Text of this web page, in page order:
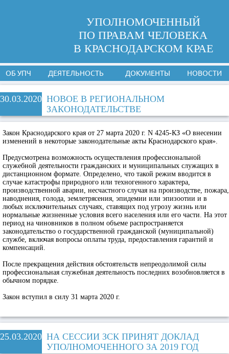
УПОЛНОМОЧЕННЫЙ
ПО ПРАВАМ ЧЕЛОВЕКА
В КРАСНОДАРСКОМ КРАЕ
ОБ УПЧ ДЕЯТЕЛЬНОСТЬ ДОКУМЕНТЫ НОВОСТИ
30.03.2020 НОВОЕ В РЕГИОНАЛЬНОМ
ЗАКОНОДАТЕЛЬСТВЕ
Закон Краснодарского края от 27 марта 2020 г. N 4245-КЗ «О внесении
изменений в некоторые законодательные акты Краснодарского края».
Предусмотрена возможность осуществления профессиональной
служебной деятельности гражданских и муниципальных служащих в
дистанционном формате. Определено, что такой режим вводится в
случае катастрофы природного или техногенного характера,
производственной аварии, несчастного случая на производстве, пожара,
наводнения, голода, землетрясения, эпидемии или эпизоотии и в
любых исключительных случаях, ставящих под угрозу жизнь или
нормальные жизненные условия всего населения или его части. На этот
период на чиновников в полном объеме распространяется
законодательство о государственной гражданской (муниципальной)
службе, включая вопросы оплаты труда, предоставления гарантий и
компенсаций.
После прекращения действия обстоятельств непреодолимой силы
профессиональная служебная деятельность последних возобновляется в
обычном порядке.
Закон вступил в силу 31 марта 2020 г.
25.03.2020 НА СЕССИИ ЗСК ПРИНЯТ ДОКЛАД
УПОЛНОМОЧЕННОГО ЗА 2019 ГОД